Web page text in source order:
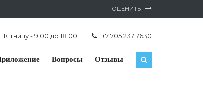
ОЦЕНИТЬ
- 9:00 до 18:00 +7 705 237 7630
Вопросы Отзывы